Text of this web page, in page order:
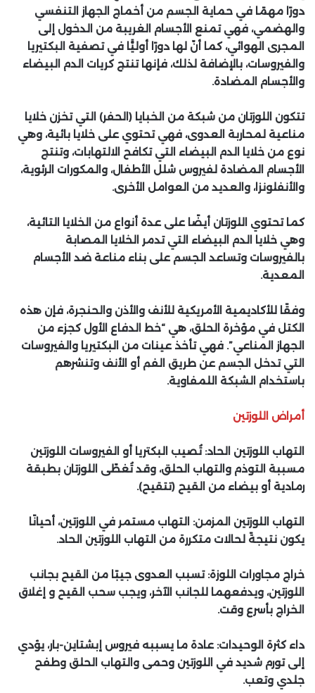
دورًا مهمًا في حماية الجسم من أخماج الجهاز التنفسي
والهضمي، فهي تمنع الأجسام الغريبة من الدخول إلى
المجرى الهوائي، كما أنّ لها دورًا أوليًّا في تصفية البكتيريا
والفيروسات، بالإضافة لذلك، فإنها تنتج كريات الدم البيضاء
والأجسام المضادة.
تتكون اللوزتان من شبكة من الخبايا (الحفر) التي تخزن خلايا
مناعية لمحاربة العدوى، فهي تحتوي على خلايا بائية، وهي
نوع من خلايا الدم البيضاء التي تكافح الالتهابات، وتنتج
الأجسام المضادة لفيروس شلل الأطفال، والمكورات الرئوية،
والأنفلونزا، والعديد من العوامل الأخرى.
كما تحتوي اللوزتان أيضًا على عدة أنواع من الخلايا التائية،
وهي خلايا الدم البيضاء التي تدمر الخلايا المصابة
بالفيروسات وتساعد الجسم على بناء مناعة ضد الأجسام
المعدية.
وفقًا للأكاديمية الأمريكية للأنف والأذن والحنجرة، فإن هذه
الكتل في مؤخرة الحلق، هي “خط الدفاع الأول كجزء من
الجهاز المناعي”. فهي تأخذ عينات من البكتيريا والفيروسات
التي تدخل الجسم عن طريق الفم أو الأنف وتنشرهم
باستخدام الشبكة اللمفاوية.
أمراض اللوزتين
التهاب اللوزتين الحاد: تُصيب البكتريا أو الفيروسات اللوزتين
مسببة التوذم والتهاب الحلق، وقد تُغطّى اللوزتان بطبقة
رمادية أو بيضاء من القيح (تتقيح).
التهاب اللوزتين المزمن: التهاب مستمر في اللوزتين، أحيانًا
يكون نتيجةً لحالات متكررة من التهاب اللوزتين الحاد.
خراج مجاورات اللوزة: تسبب العدوى جيبًا من القيح بجانب
اللوزتين، ويدفعهما للجانب الآخر، ويجب سحب القيح و إغلاق
الخراج بأسرع وقت.
داء كثرة الوحيدات: عادة ما يسببه فيروس إبشتاين-بار، يؤدي
إلى تورم شديد في اللوزتين وحمى والتهاب الحلق وطفح
جلدي وتعب.